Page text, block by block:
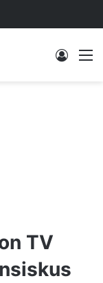
Log In
TV